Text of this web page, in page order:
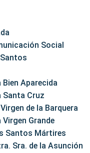
Social
Aparecida
Cruz
de la Barquera
Grande
Santos Mártires
Sra. de la Asunción